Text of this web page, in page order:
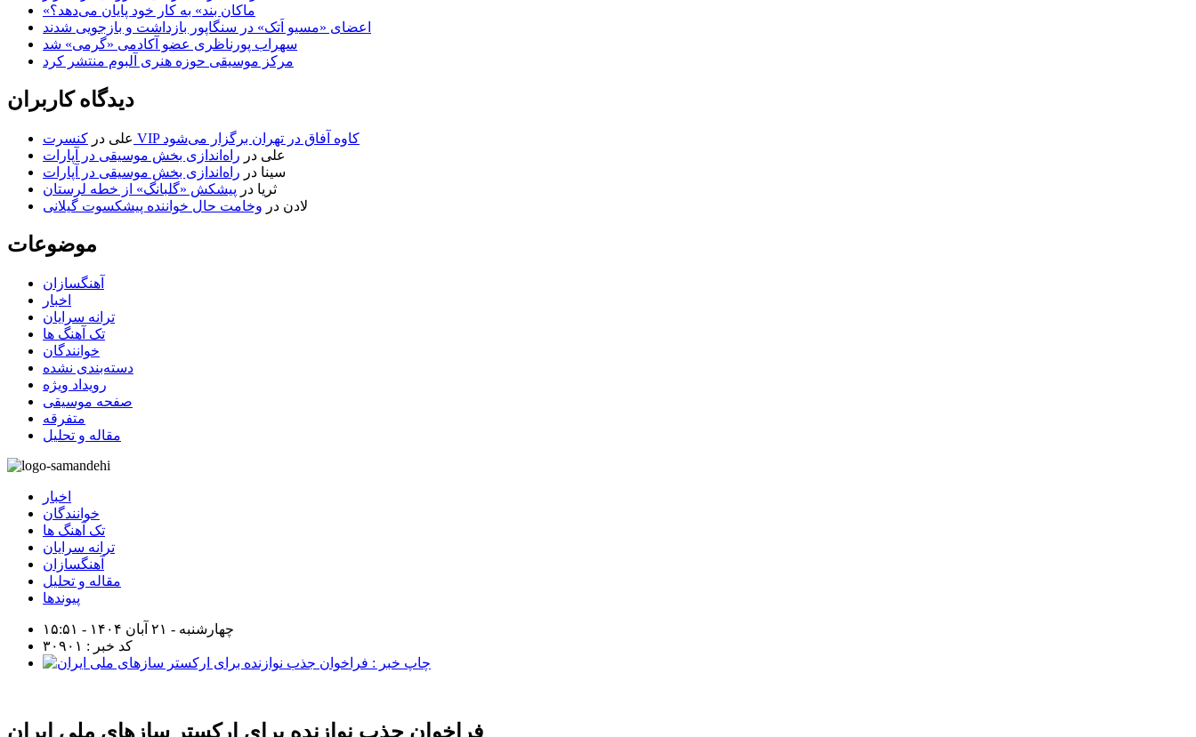
«ماکان بند» به کار خود پایان می‌دهد؟
اعضای «مسیو اَتک» در سنگاپور بازداشت و بازجویی شدند
سهراب پورناظری عضو آکادمی «گرمی» شد
مرکز موسیقی حوزه هنری آلبوم منتشر کرد
دیدگاه کاربران
علی در
کنسرت VIP کاوه آفاق در تهران برگزار می‌شود
علی در راه‌اندازی بخش موسیقی در آپارات
سینا در راه‌اندازی بخش موسیقی در آپارات
ثریا در پیشکش «گلبانگ» از خطه لرستان
لادن در وخامت حال خواننده پیشکسوت گیلانی
موضوعات
آهنگسازان
اخبار
ترانه سرایان
تک آهنگ ها
خوانندگان
دسته‌بندی نشده
رویداد ویژه
صفحه موسیقی
متفرقه
مقاله و تحلیل
اخبار
خوانندگان
تک آهنگ ها
ترانه سرایان
آهنگسازان
مقاله و تحلیل
پیوندها
چهارشنبه - ۲۱ آبان ۱۴۰۴ - ۱۵:۵۱
کد خبر : ۳۰۹۰۱
فراخوان جذب نوازنده برای ارکستر سازهای ملی ایران